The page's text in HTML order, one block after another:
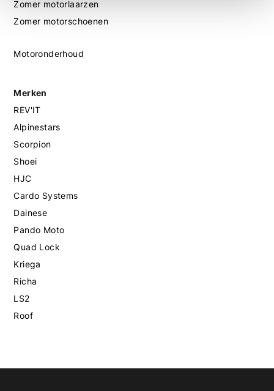
Zomer motorlaarzen
Zomer motorschoenen
Motoronderhoud
Merken
REV'IT
Alpinestars
Scorpion
Shoei
HJC
Cardo Systems
Dainese
Pando Moto
Quad Lock
Kriega
Richa
LS2
Roof